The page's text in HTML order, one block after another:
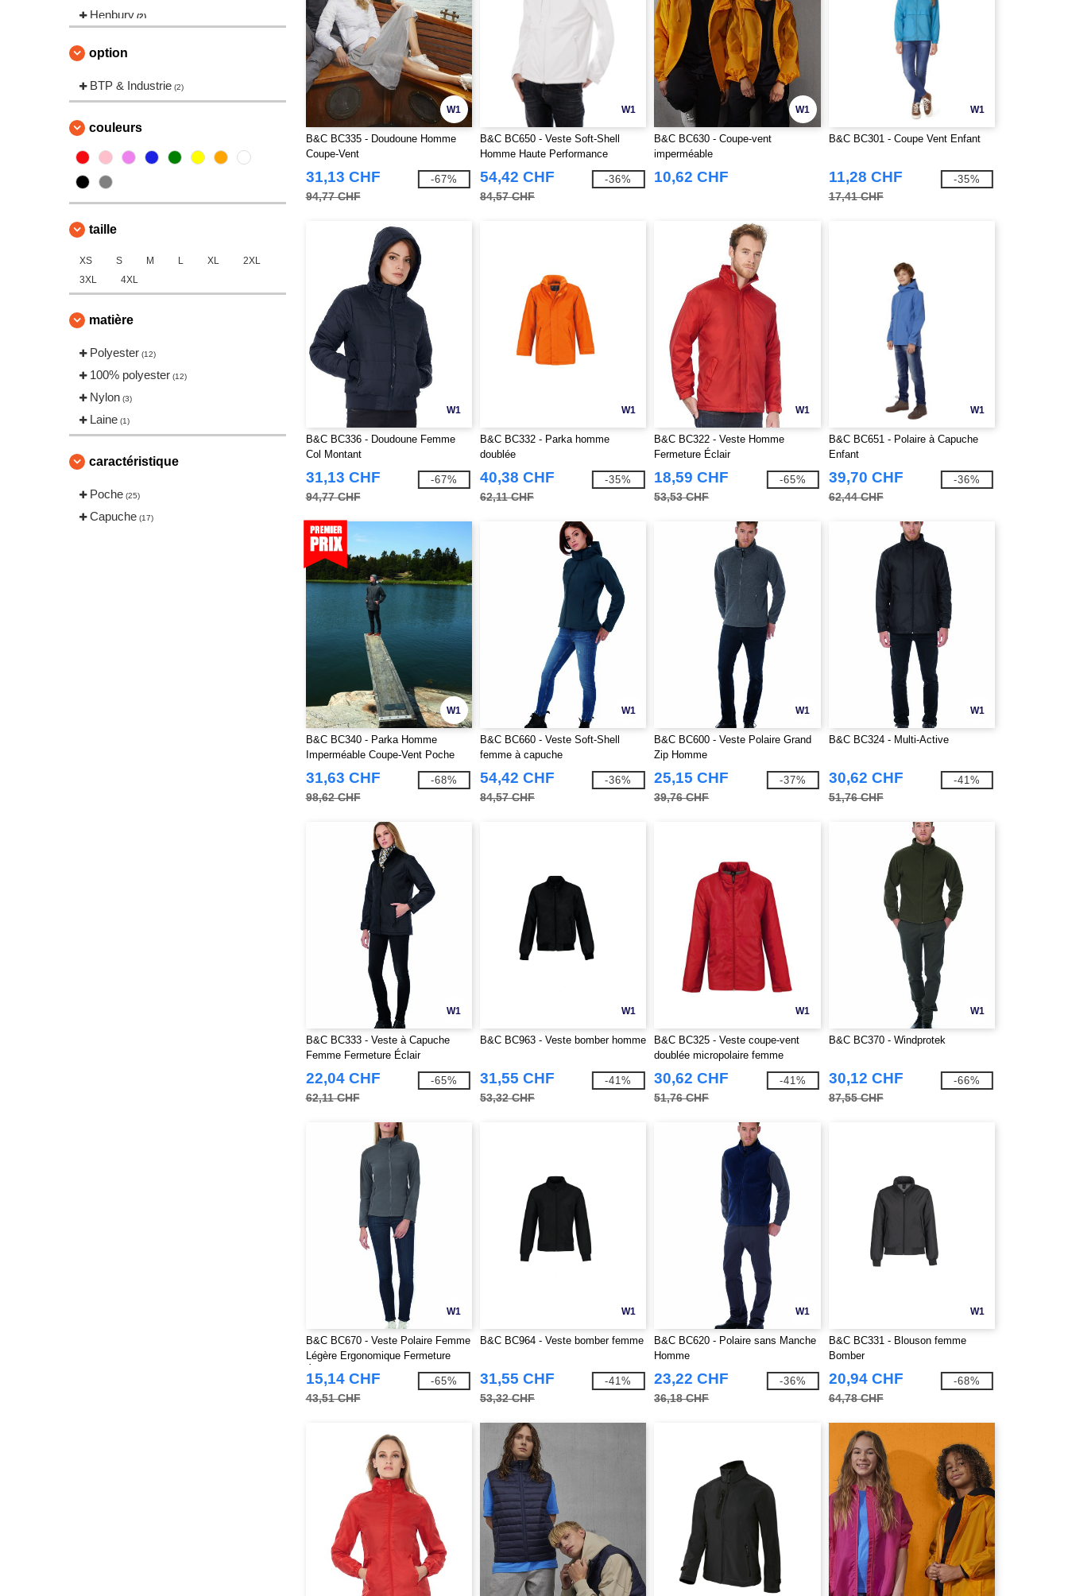
Henbury (2)
JHK
Karlowsky (1)
Korntex (3)
Label Serie
Larkwood (1)
Neutral
Promodoro
Regatta
Result (119)
Spiro
Splashmacs
Starworld (6)
Stedman
Stormtech
Tee Jays (26)
Tombo (1)
option
BTP & Industrie (2)
couleurs
taille
XS S M L XL
2XL
3XL
4XL
matière
Polyester (12)
100% polyester (12)
Nylon (3)
Laine (1)
caractéristique
Poche (25)
Capuche (17)
W1
B&C BC335 - Doudoune Homme
Coupe-Vent
31,13 CHF
94,77 CHF
-67%
W1
B&C BC650 - Veste Soft-Shell
Homme Haute Performance
54,42 CHF
84,57 CHF
-36%
W1
B&C BC630 - Coupe-vent
imperméable
10,62 CHF
W1
B&C BC301 - Coupe Vent Enfant
11,28 CHF
17,41 CHF
-35%
W1
B&C BC336 - Doudoune Femme
Col Montant
31,13 CHF
94,77 CHF
-67%
W1
B&C BC332 - Parka homme
doublée
40,38 CHF
62,11 CHF
-35%
W1
B&C BC322 - Veste Homme
Fermeture Éclair
18,59 CHF
53,53 CHF
-65%
W1
B&C BC651 - Polaire à Capuche
Enfant
39,70 CHF
62,44 CHF
-36%
W1
B&C BC340 - Parka Homme
Imperméable Coupe-Vent Poche
Poitrine Zippée
31,63 CHF
98,62 CHF
-68%
W1
B&C BC660 - Veste Soft-Shell
femme à capuche
54,42 CHF
84,57 CHF
-36%
W1
B&C BC600 - Veste Polaire Grand
Zip Homme
25,15 CHF
39,76 CHF
-37%
W1
B&C BC324 - Multi-Active
30,62 CHF
51,76 CHF
-41%
W1
B&C BC333 - Veste à Capuche
Femme Fermeture Éclair
22,04 CHF
62,11 CHF
-65%
W1
B&C BC963 - Veste bomber homme
31,55 CHF
53,32 CHF
-41%
W1
B&C BC325 - Veste coupe-vent
doublée micropolaire femme
30,62 CHF
51,76 CHF
-41%
W1
B&C BC370 - Windprotek
30,12 CHF
87,55 CHF
-66%
W1
B&C BC670 - Veste Polaire Femme
Légère Ergonomique Fermeture
Éclair
15,14 CHF
43,51 CHF
-65%
W1
B&C BC964 - Veste bomber femme
31,55 CHF
53,32 CHF
-41%
W1
B&C BC620 - Polaire sans Manche
Homme
23,22 CHF
36,18 CHF
-36%
W1
B&C BC331 - Blouson femme
Bomber
20,94 CHF
64,78 CHF
-68%